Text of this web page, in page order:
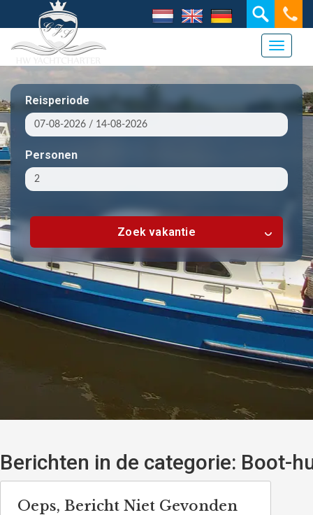
Reisperiode
Personen
Zoek vakantie
Toggle
Berichten in de categorie: Boot-
Oeps, Bericht Niet Gevonden